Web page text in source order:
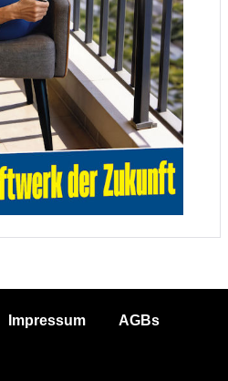
Impressum AGBs